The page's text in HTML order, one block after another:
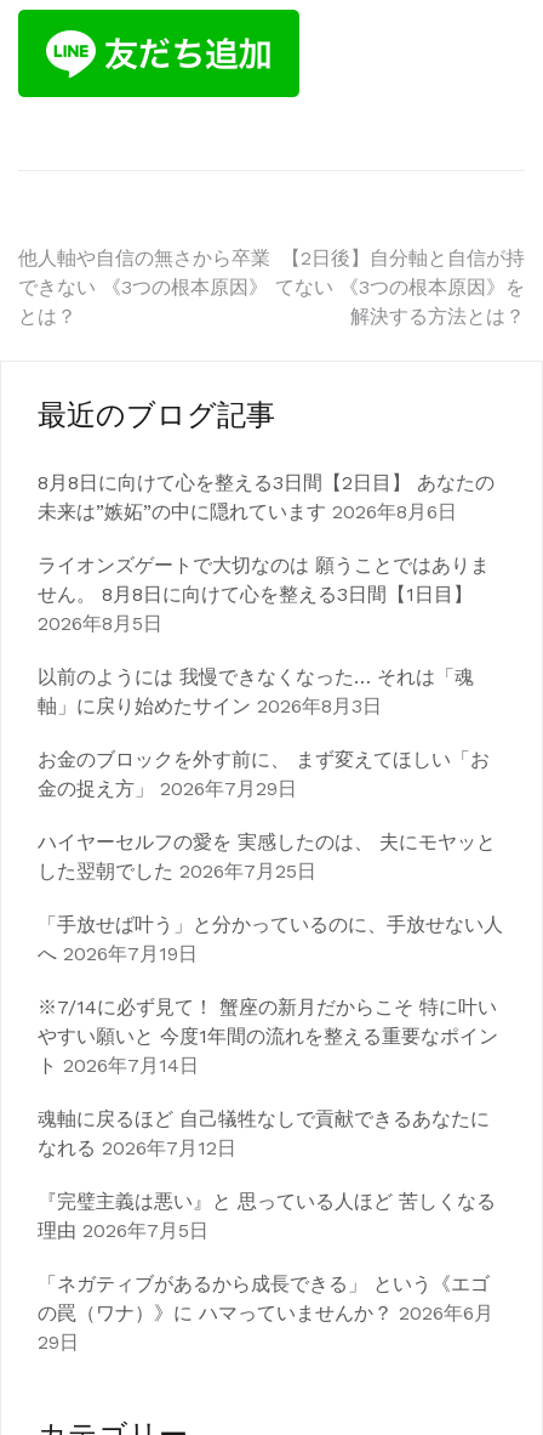
投
稿
ビ
ー
ョ
ン
他人軸や自信の無さから卒業
できない 《3つの根本原因》
とは？
【2日後】自分軸と自信が持
てない 《3つの根本原因》を
解決する方法とは？
最近のブログ記事
8月8日に向けて心を整える3日間【2日目】 あなたの
未来は”嫉妬”の中に隠れています 2026年8月6日
ライオンズゲートで大切なのは 願うことではありま
せん。 8月8日に向けて心を整える3日間【1日目】
2026年8月5日
以前のようには 我慢できなくなった… それは「魂
軸」に戻り始めたサイン 2026年8月3日
お金のブロックを外す前に、 まず変えてほしい「お
金の捉え方」
2026年7月29日
ハイヤーセルフの愛を 実感したのは、 夫にモヤッと
した翌朝でした 2026年7月25日
「手放せば叶う」と分かっているのに、手放せない人
へ 2026年7月19日
※7/14に必ず見て！ 蟹座の新月だからこそ 特に叶い
やすい願いと 今度1年間の流れを整える重要なポイン
ト 2026年7月14日
魂軸に戻るほど 自己犠牲なしで貢献できるあなたに
なれる 2026年7月12日
『完璧主義は悪い』と 思っている人ほど 苦しくなる
理由 2026年7月5日
「ネガティブがあるから成長できる」 という《エゴ
の罠（ワナ）》に ハマっていませんか？ 2026年6月
29日